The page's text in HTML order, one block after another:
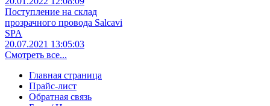
Поступление на склад
прозрачного провода Salcavi
SPA
20.07.2021 13:05:03
Смотреть все...
Главная страница
Прайс-лист
Обратная связь